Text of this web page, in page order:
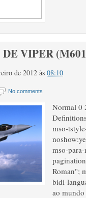
VIPER
de 2012 às 08:10
No comments
Normal 0
mso-
mso-
Roman";
bidi-
ao